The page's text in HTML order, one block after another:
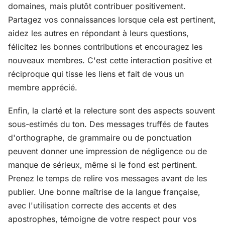
domaines, mais plutôt contribuer positivement.
Partagez vos connaissances lorsque cela est pertinent,
aidez les autres en répondant à leurs questions,
félicitez les bonnes contributions et encouragez les
nouveaux membres. C'est cette interaction positive et
réciproque qui tisse les liens et fait de vous un
membre apprécié.
Enfin, la clarté et la relecture sont des aspects souvent
sous-estimés du ton. Des messages truffés de fautes
d'orthographe, de grammaire ou de ponctuation
peuvent donner une impression de négligence ou de
manque de sérieux, même si le fond est pertinent.
Prenez le temps de relire vos messages avant de les
publier. Une bonne maîtrise de la langue française,
avec l'utilisation correcte des accents et des
apostrophes, témoigne de votre respect pour vos